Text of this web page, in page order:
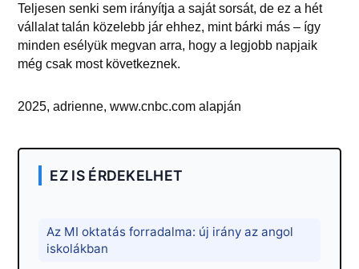
Teljesen senki sem irányítja a saját sorsát, de ez a hét
vállalat talán közelebb jár ehhez, mint bárki más – így
minden esélyük megvan arra, hogy a legjobb napjaik
még csak most következnek.
2025, adrienne, www.cnbc.com alapján
EZ IS ÉRDEKELHET
Az MI oktatás forradalma: új irány az angol
iskolákban